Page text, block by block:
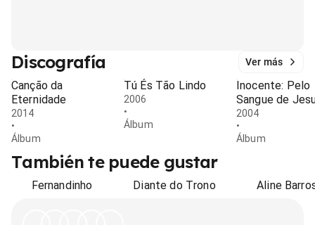
Discografía Ver más
Canção da
Eternidade
2014
•
Álbum
Tú És Tão Lindo
2006
•
Álbum
Inocente: Pelo
Sangue de
2004
•
Álbum
También te puede gustar
Fernandinho Diante do Trono Aline